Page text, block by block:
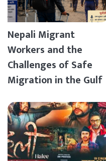
Nepali Migrant
Workers and the
Challenges of Safe
Migration in the Gulf